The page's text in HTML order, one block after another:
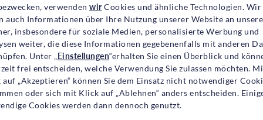
verwenden wirCookies und ähnliche Technologien. Wir
auch Informationen über Ihre Nutzung unserer Website an unsere
insbesondere für soziale Medien, personalisierte Werbung und
weiter, die diese Informationen gegebenenfalls mit anderen
Unter „ Einstellungen“erhalten Sie einen Überblick und
frei entscheiden, welche Verwendung Sie zulassen möchten.
„Akzeptieren“ können Sie dem Einsatz nicht notwendiger
oder sich mit Klick auf „Ablehnen“ anders entscheiden.
Cookies werden dann dennoch genutzt.
Strichen gemalte Bilder begleiten die lustig
Traum, bis er am Ende nicht nur Rad fahren kann,
erzählt davon, wie wichtig es ist, Träume zu haben
größter Wunsch ist es, einmal Fahrrad zu fahren.